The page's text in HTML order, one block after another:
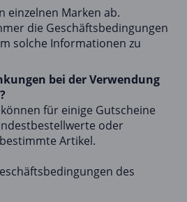
einzelnen Marken ab.
die Geschäftsbedingungen
solche Informationen zu
bei der Verwendung
für einige Gutscheine
oder
Artikel.
des